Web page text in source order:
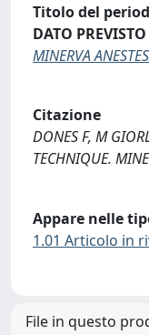
Titolo del
DATO
MINERVA
Citazione
DONES F, M
TECHNIQUE.
Appare nelle
1.01 Articolo in
File in questo